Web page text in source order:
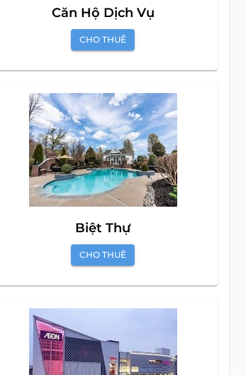
Căn Hộ Dịch Vụ
CHO THUÊ
Biệt Thự
CHO THUÊ